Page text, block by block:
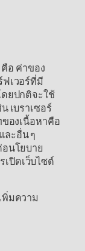
คือ ค่าของ
ฟเวอร์ที่มี
ยปกติจะใช้
เบราเซอร์
องเนื้อหาคือ
ละอื่น ๆ
อนโยบาย
เปิดเว็บไซต์
พิ่มความ